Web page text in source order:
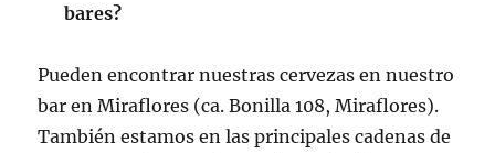
bares?
Pueden encontrar nuestras cervezas en nuestro
bar en Miraflores (ca. Bonilla 108, Miraflores).
También estamos en las principales cadenas de